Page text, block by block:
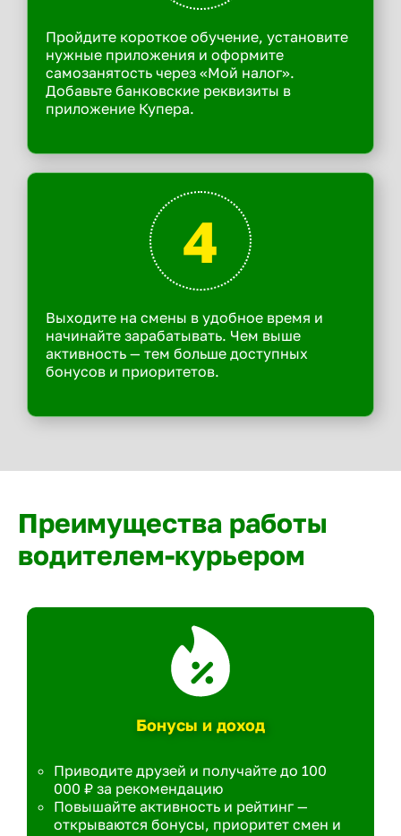
Пройдите короткое обучение, установите
нужные приложения и оформите
самозанятость через «Мой налог».
Добавьте банковские реквизиты в
приложение Купера.
4
Выходите на смены в удобное время и
начинайте зарабатывать. Чем выше
активность — тем больше доступных
бонусов и приоритетов.
Преимущества работы
водителем-курьером
Бонусы и доход
Приводите друзей и получайте до 100
000 ₽ за рекомендацию
Повышайте активность и рейтинг —
открываются бонусы, приоритет смен и